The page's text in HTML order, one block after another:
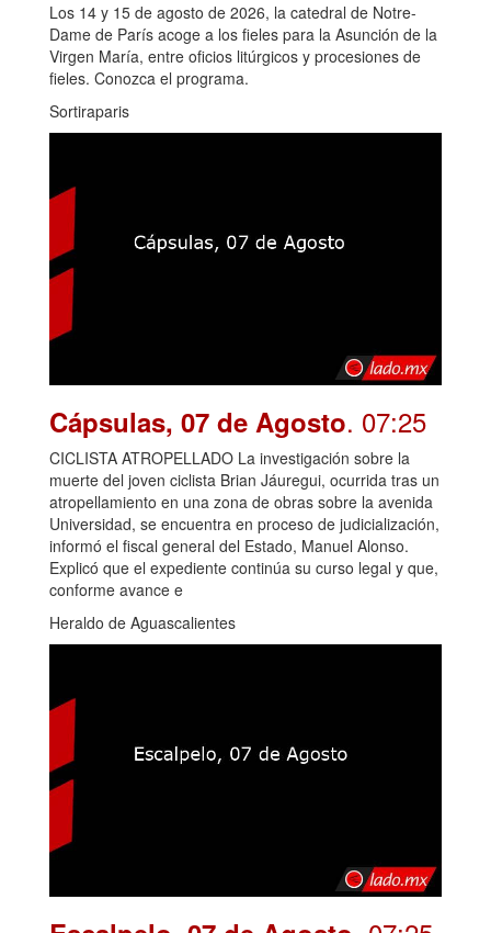
Los 14 y 15 de agosto de 2026, la catedral de Notre-
Dame de París acoge a los fieles para la Asunción de la
Virgen María, entre oficios litúrgicos y procesiones de
fieles. Conozca el programa.
Sortiraparis
Cápsulas, 07 de Agosto. 07:25
CICLISTA ATROPELLADO La investigación sobre la
muerte del joven ciclista Brian Jáuregui, ocurrida tras un
atropellamiento en una zona de obras sobre la avenida
Universidad, se encuentra en proceso de judicialización,
informó el fiscal general del Estado, Manuel Alonso.
Explicó que el expediente continúa su curso legal y que,
conforme avance e
Heraldo de Aguascalientes